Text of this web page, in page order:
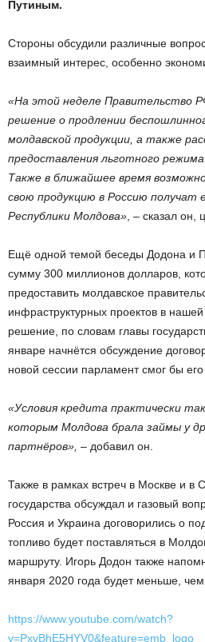
Путиным.
Стороны обсудили различные
взаимный интерес, особенно
«На этой неделе Правительство
решение о продлении
молдавской продукции, а также
предоставления льготного
Также в ближайшее время
свою продукцию в Россию получат
Республики Молдова» , – сказал он,
Ещё одной темой беседы Додона и
сумму 300 миллионов долларов,
предоставить молдавское
инфраструктурных проектов в
решение, по словам главы
январе начнётся обсуждение
новой сессии парламент смог бы
«Условия кредита практически
которым Молдова брала займы у
партнёров», – добавил он.
Также в рамках встреч в Москве и в
государства обсуждал и газовый
Россия и Украина договорились о
топливо будет поставляться в
маршруту. Игорь Додон также
января 2020 года будет меньше,
https://www.youtube.com/watch?
v=PxvBhE5HYV0&feature=emb_logo